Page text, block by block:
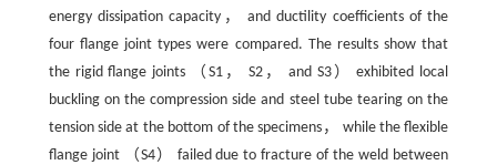
energy dissipation capacity， and ductility coefficients of the
four flange joint types were compared. The results show that
the rigid flange joints （S1， S2， and S3） exhibited local
buckling on the compression side and steel tube tearing on the
tension side at the bottom of the specimens， while the flexible
flange joint （S4） failed due to fracture of the weld between